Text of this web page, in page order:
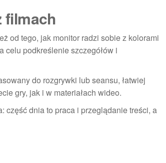
filmach
od tego, jak monitor radzi sobie z kolorami
celu podkreślenie szczegółów i
do rozgrywki lub seansu, łatwiej
gry, jak i w materiałach wideo.
część dnia to praca i przeglądanie treści, a